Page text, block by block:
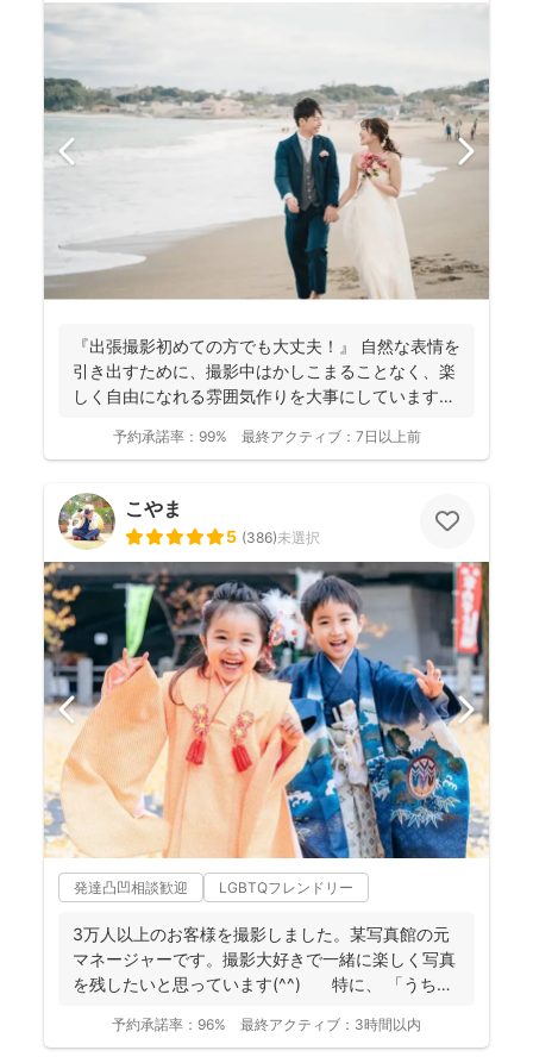
『出張撮影初めての方でも大丈夫！』 自然な表情を
引き出すために、撮影中はかしこまることなく、楽
しく自由になれる雰囲気作りを大事にしています＾
予約承諾率： 99% 最終アクティブ： 7日以上前
こやま
5 (386)未選択
発達凸凹相談歓迎 LGBTQフレンドリー
3万人以上のお客様を撮影しました。某写真館の元
マネージャーです。撮影大好きで一緒に楽しく写真
を残したいと思っています(^^) 特に、 「うち
予約承諾率： 96% 最終アクティブ： 3時間以内